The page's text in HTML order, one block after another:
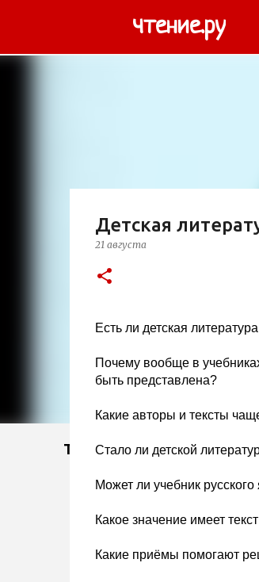
чтение.ру
Тэги
Детская
21 августа
Есть ли детская
Почему вообще в
быть представлена?
Какие авторы и тексты
Стало ли детской
Может ли учебник
Какое значение имеет
Какие приёмы помогают